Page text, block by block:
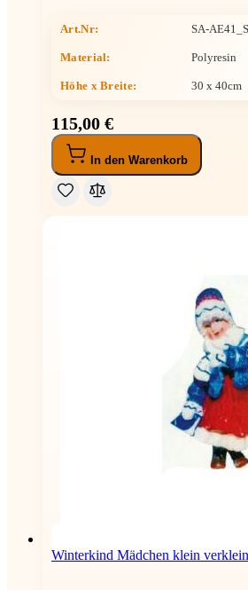
Art.Nr: SA-
Material: Polyresin
Höhe x Breite: 30 x 40cm
115,00 €
In den Warenkorb
Winterkind Mädchen klein